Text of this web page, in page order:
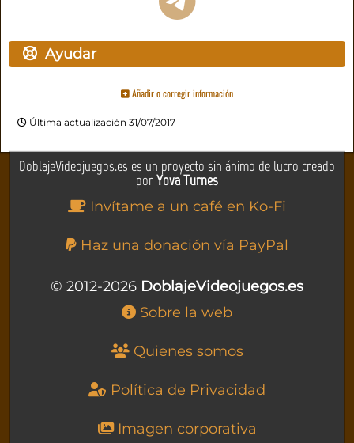
Ayudar
Añadir o corregir información
Última actualización 31/07/2017
DoblajeVideojuegos.es es un proyecto sin ánimo de lucro creado
porYova Turnes
Invítame a un café en Ko-Fi
Haz una donación vía PayPal
© 2012-2026 DoblajeVideojuegos.es
Sobre la web
Quienes somos
Política de Privacidad
Imagen corporativa